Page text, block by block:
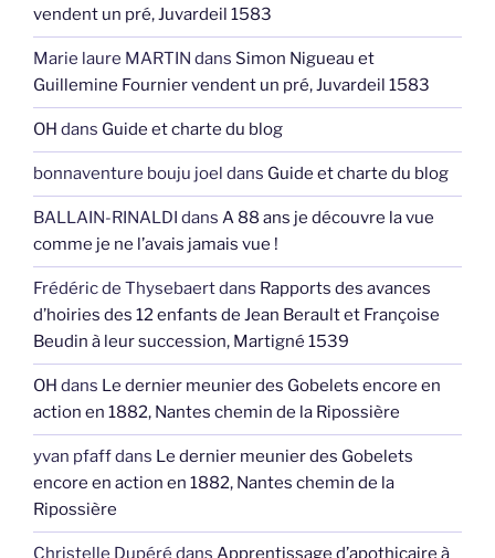
vendent un pré, Juvardeil 1583
Marie laure MARTIN dans Simon Nigueau et
Guillemine Fournier vendent un pré, Juvardeil 1583
OH dans Guide et charte du blog
bonnaventure bouju joel dans Guide et charte du blog
BALLAIN-RINALDI dans A 88 ans je découvre la vue
comme je ne l’avais jamais vue !
Frédéric de Thysebaertdans Rapports des avances
d’hoiries des 12 enfants de Jean Berault et Françoise
Beudin à leur succession, Martigné 1539
OH dans Le dernier meunier des Gobelets encore en
action en 1882, Nantes chemin de la Ripossière
yvan pfaffdans Le dernier meunier des Gobelets
encore en action en 1882, Nantes chemin de la
Ripossière
Christelle Dupéré dans Apprentissage d’apothicaire à